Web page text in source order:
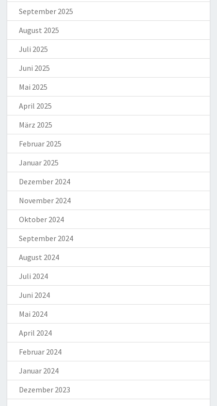
September 2025
August 2025
Juli 2025
Juni 2025
Mai 2025
April 2025
März 2025
Februar 2025
Januar 2025
Dezember 2024
November 2024
Oktober 2024
September 2024
August 2024
Juli 2024
Juni 2024
Mai 2024
April 2024
Februar 2024
Januar 2024
Dezember 2023